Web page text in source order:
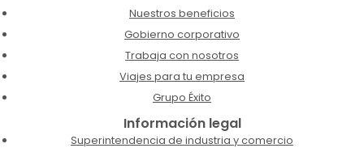
Nuestros beneficios
Gobierno corporativo
Trabaja con nosotros
Viajes para tu empresa
Grupo Éxito
Información legal
Superintendencia de industria y comercio